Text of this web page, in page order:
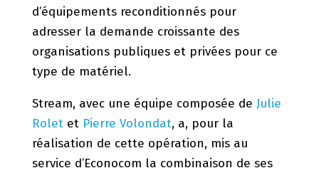
d’équipements reconditionnés pour
adresser la demande croissante des
organisations publiques et privées pour ce
type de matériel.
Stream, avec une équipe composée de Julie
Roletet Pierre Volondat, a, pour la
réalisation de cette opération, mis au
service d’Econocom la combinaison de ses